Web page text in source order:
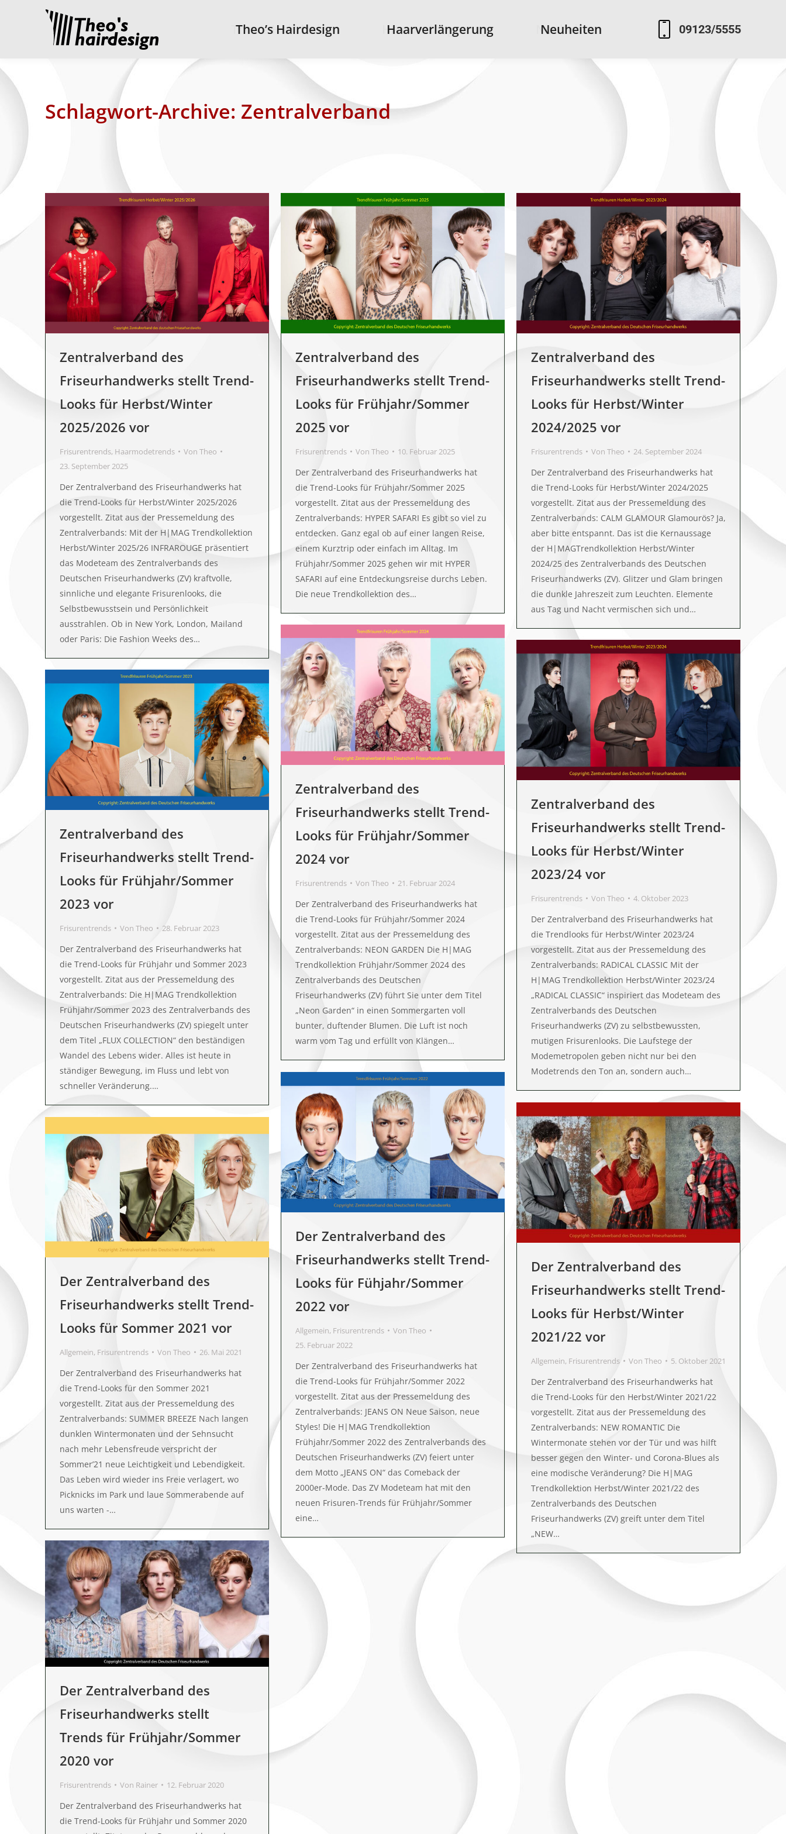
Theo’s Hairdesign Haarverlängerung Neuheiten 09123/5555
Schlagwort-Archive: Zentralverband
Zentralverband des
Friseurhandwerks stellt Trend-
Looks für Herbst/Winter
2025/2026 vor
Frisurentrends, Haarmodetrends Von Theo
23. September 2025
Der Zentralverband des Friseurhandwerks hat
die Trend-Looks für Herbst/Winter 2025/2026
vorgestellt. Zitat aus der Pressemeldung des
Zentralverbands: Mit der H|MAG Trendkollektion
Herbst/Winter 2025/26 INFRAROUGE präsentiert
das Modeteam des Zentralverbands des
Deutschen Friseurhandwerks (ZV) kraftvolle,
sinnliche und elegante Frisurenlooks, die
Selbstbewusstsein und Persönlichkeit
ausstrahlen. Ob in New York, London, Mailand
oder Paris: Die Fashion Weeks des…
Zentralverband des
Friseurhandwerks stellt Trend-
Looks für Frühjahr/Sommer
2025 vor
Frisurentrends Von Theo 10. Februar 2025
Der Zentralverband des Friseurhandwerks hat
die Trend-Looks für Frühjahr/Sommer 2025
vorgestellt. Zitat aus der Pressemeldung des
Zentralverbands: HYPER SAFARI Es gibt so viel zu
entdecken. Ganz egal ob auf einer langen Reise,
einem Kurztrip oder einfach im Alltag. Im
Frühjahr/Sommer 2025 gehen wir mit HYPER
SAFARI auf eine Entdeckungsreise durchs Leben.
Die neue Trendkollektion des…
Zentralverband des
Friseurhandwerks stellt Trend-
Looks für Herbst/Winter
2024/2025 vor
Frisurentrends Von Theo 24. September 2024
Der Zentralverband des Friseurhandwerks hat
die Trend-Looks für Herbst/Winter 2024/2025
vorgestellt. Zitat aus der Pressemeldung des
Zentralverbands: CALM GLAMOUR Glamourös? Ja,
aber bitte entspannt. Das ist die Kernaussage
der H|MAGTrendkollektion Herbst/Winter
2024/25 des Zentralverbands des Deutschen
Friseurhandwerks (ZV). Glitzer und Glam bringen
die dunkle Jahreszeit zum Leuchten. Elemente
aus Tag und Nacht vermischen sich und…
Zentralverband des
Friseurhandwerks stellt Trend-
Looks für Frühjahr/Sommer
2024 vor
Frisurentrends Von Theo 21. Februar 2024
Der Zentralverband des Friseurhandwerks hat
die Trend-Looks für Frühjahr/Sommer 2024
vorgestellt. Zitat aus der Pressemeldung des
Zentralverbands: NEON GARDEN Die H|MAG
Trendkollektion Frühjahr/Sommer 2024 des
Zentralverbands des Deutschen
Friseurhandwerks (ZV) führt Sie unter dem Titel
„Neon Garden“ in einen Sommergarten voll
bunter, duftender Blumen. Die Luft ist noch
warm vom Tag und erfüllt von Klängen…
Zentralverband des
Friseurhandwerks stellt Trend-
Looks für Herbst/Winter
2023/24 vor
Frisurentrends Von Theo 4. Oktober 2023
Der Zentralverband des Friseurhandwerks hat
die Trendlooks für Herbst/Winter 2023/24
vorgestellt. Zitat aus der Pressemeldung des
Zentralverbands: RADICAL CLASSIC Mit der
H|MAG Trendkollektion Herbst/Winter 2023/24
„RADICAL CLASSIC“ inspiriert das Modeteam des
Zentralverbands des Deutschen
Friseurhandwerks (ZV) zu selbstbewussten,
mutigen Frisurenlooks. Die Laufstege der
Modemetropolen geben nicht nur bei den
Modetrends den Ton an, sondern auch…
Zentralverband des
Friseurhandwerks stellt Trend-
Looks für Frühjahr/Sommer
2023 vor
Frisurentrends Von Theo 28. Februar 2023
Der Zentralverband des Friseurhandwerks hat
die Trend-Looks für Frühjahr und Sommer 2023
vorgestellt. Zitat aus der Pressemeldung des
Zentralverbands: Die H|MAG Trendkollektion
Frühjahr/Sommer 2023 des Zentralverbands des
Deutschen Friseurhandwerks (ZV) spiegelt unter
dem Titel „FLUX COLLECTION“ den beständigen
Wandel des Lebens wider. Alles ist heute in
ständiger Bewegung, im Fluss und lebt von
schneller Veränderung.…
Der Zentralverband des
Friseurhandwerks stellt Trend-
Looks für Fühjahr/Sommer
2022 vor
Allgemein, Frisurentrends Von Theo
25. Februar 2022
Der Zentralverband des Friseurhandwerks hat
die Trend-Looks für Frühjahr/Sommer 2022
vorgestellt. Zitat aus der Pressemeldung des
Zentralverbands: JEANS ON Neue Saison, neue
Styles! Die H|MAG Trendkollektion
Frühjahr/Sommer 2022 des Zentralverbands des
Deutschen Friseurhandwerks (ZV) feiert unter
dem Motto „JEANS ON“ das Comeback der
2000er-Mode. Das ZV Modeteam hat mit den
neuen Frisuren-Trends für Frühjahr/Sommer
eine…
Der Zentralverband des
Friseurhandwerks stellt Trend-
Looks für Herbst/Winter
2021/22 vor
Allgemein, Frisurentrends Von Theo 5. Oktober 2021
Der Zentralverband des Friseurhandwerks hat
die Trend-Looks für den Herbst/Winter 2021/22
vorgestellt. Zitat aus der Pressemeldung des
Zentralverbands: NEW ROMANTIC Die
Wintermonate stehen vor der Tür und was hilft
besser gegen den Winter- und Corona-Blues als
eine modische Veränderung? Die H|MAG
Trendkollektion Herbst/Winter 2021/22 des
Zentralverbands des Deutschen
Friseurhandwerks (ZV) greift unter dem Titel
„NEW…
Der Zentralverband des
Friseurhandwerks stellt Trend-
Looks für Sommer 2021 vor
Allgemein, Frisurentrends Von Theo 26. Mai 2021
Der Zentralverband des Friseurhandwerks hat
die Trend-Looks für den Sommer 2021
vorgestellt. Zitat aus der Pressemeldung des
Zentralverbands: SUMMER BREEZE Nach langen
dunklen Wintermonaten und der Sehnsucht
nach mehr Lebensfreude verspricht der
Sommer’21 neue Leichtigkeit und Lebendigkeit.
Das Leben wird wieder ins Freie verlagert, wo
Picknicks im Park und laue Sommerabende auf
uns warten -…
Der Zentralverband des
Friseurhandwerks stellt
Trends für Frühjahr/Sommer
2020 vor
Frisurentrends Von Rainer 12. Februar 2020
Der Zentralverband des Friseurhandwerks hat
die Trend-Looks für Frühjahr und Sommer 2020
Theo’s Hairdesign Haarverlängerung Neuheiten 09123/5555